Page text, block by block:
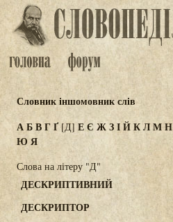
Словник іншомовник слів
АБВГҐ[Д] ЕЄ ЖЗІЙКЛМН
Ю Я
Слова на літеру "Д"
ДЕСКРИПТИВНИЙ
ДЕСКРИПТОР